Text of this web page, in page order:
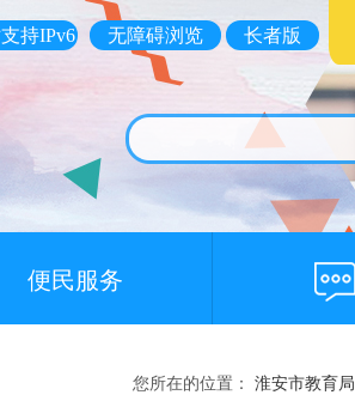
持IPv6 无障碍浏览 长者版
便民服务
您所在的位置： 淮安市教育局